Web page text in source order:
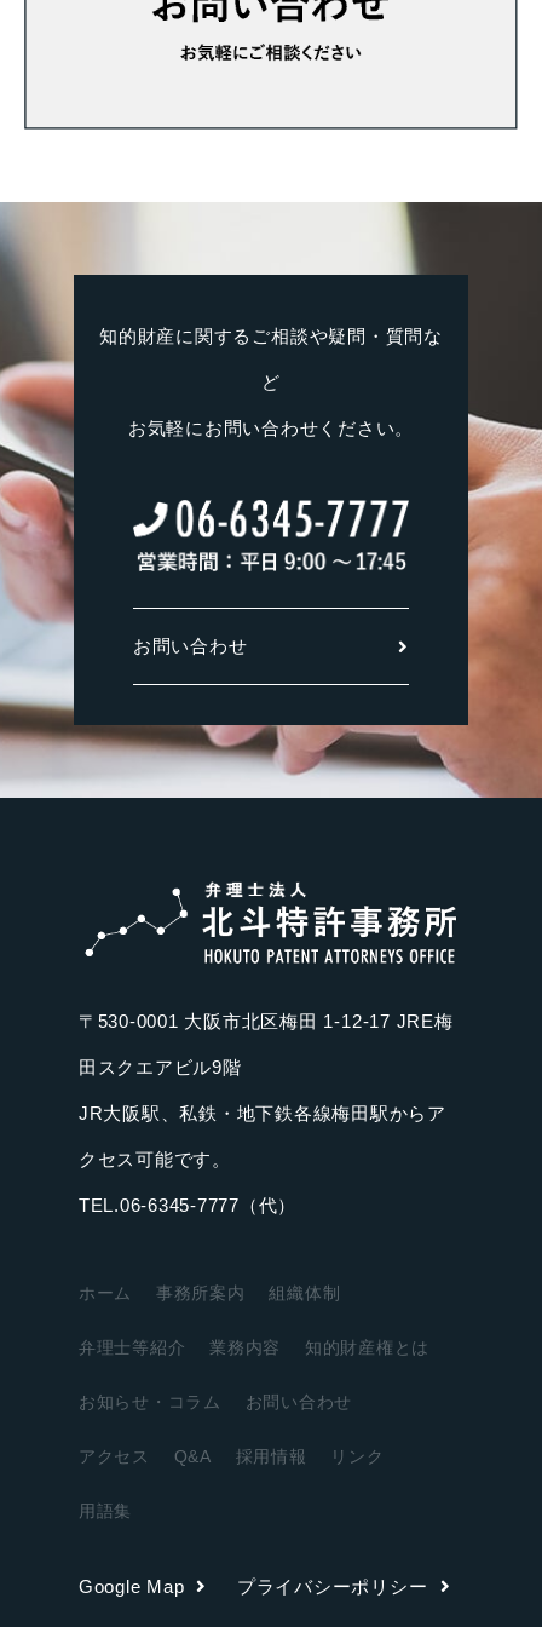
知的財産に関するご相談や疑問・質問な
ど
お気軽にお問い合わせください。
お問い合わせ
〒530-0001 大阪市北区梅田 1-12-17 JRE梅
田スクエアビル9階
JR大阪駅、私鉄・地下鉄各線梅田駅からア
クセス可能です。
TEL.06-6345-7777（代）
ホーム 事務所案内 組織体制
弁理士等紹介 業務内容 知的財産権とは
お知らせ・コラム お問い合わせ
アクセス Q&A 採用情報 リンク
用語集
Google Map プライバシーポリシー